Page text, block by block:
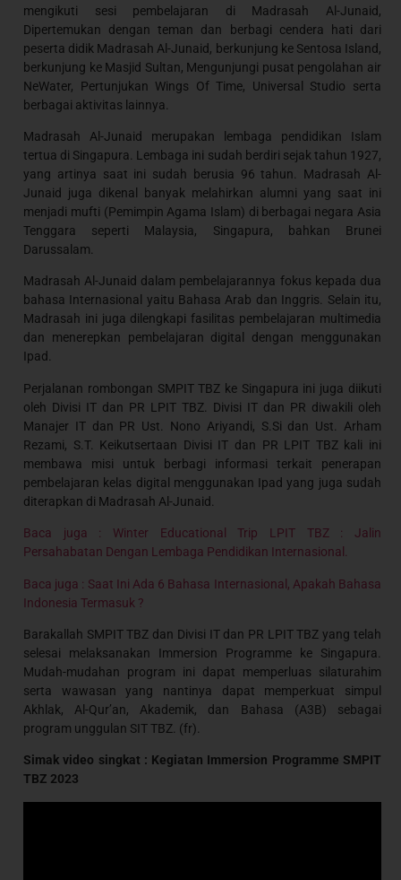
mengikuti sesi pembelajaran di Madrasah Al-Junaid,
Dipertemukan dengan teman dan berbagi cendera hati dari
peserta didik Madrasah Al-Junaid, berkunjung ke Sentosa Island,
berkunjung ke Masjid Sultan, Mengunjungi pusat pengolahan air
NeWater, Pertunjukan Wings Of Time, Universal Studio serta
berbagai aktivitas lainnya.
Madrasah Al-Junaid merupakan lembaga pendidikan Islam
tertua di Singapura. Lembaga ini sudah berdiri sejak tahun 1927,
yang artinya saat ini sudah berusia 96 tahun. Madrasah Al-
Junaid juga dikenal banyak melahirkan alumni yang saat ini
menjadi mufti (Pemimpin Agama Islam) di berbagai negara Asia
Tenggara seperti Malaysia, Singapura, bahkan Brunei
Darussalam.
Madrasah Al-Junaid dalam pembelajarannya fokus kepada dua
bahasa Internasional yaitu Bahasa Arab dan Inggris. Selain itu,
Madrasah ini juga dilengkapi fasilitas pembelajaran multimedia
dan menerepkan pembelajaran digital dengan menggunakan
Ipad.
Perjalanan rombongan SMPIT TBZ ke Singapura ini juga diikuti
oleh Divisi IT dan PR LPIT TBZ. Divisi IT dan PR diwakili oleh
Manajer IT dan PR Ust. Nono Ariyandi, S.Si dan Ust. Arham
Rezami, S.T. Keikutsertaan Divisi IT dan PR LPIT TBZ kali ini
membawa misi untuk berbagi informasi terkait penerapan
pembelajaran kelas digital menggunakan Ipad yang juga sudah
diterapkan di Madrasah Al-Junaid.
Baca juga : Winter Educational Trip LPIT TBZ : Jalin
Persahabatan Dengan Lembaga Pendidikan Internasional.
Baca juga : Saat Ini Ada 6 Bahasa Internasional, Apakah Bahasa
Indonesia Termasuk ?
Barakallah SMPIT TBZ dan Divisi IT dan PR LPIT TBZ yang telah
selesai melaksanakan Immersion Programme ke Singapura.
Mudah-mudahan program ini dapat memperluas silaturahim
serta wawasan yang nantinya dapat memperkuat simpul
Akhlak, Al-Qur’an, Akademik, dan Bahasa (A3B) sebagai
program unggulan SIT TBZ. (fr).
Simak video singkat : Kegiatan Immersion Programme SMPIT
TBZ 2023